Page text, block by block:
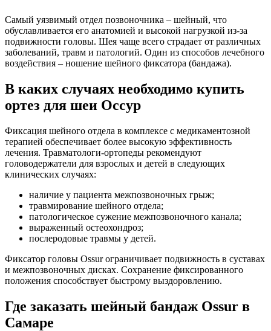
Самый уязвимый отдел позвоночника – шейный, что
обуславливается его анатомией и высокой нагрузкой из-за
подвижности головы. Шея чаще всего страдает от различных
заболеваний, травм и патологий. Один из способов лечебного
воздействия – ношение шейного фиксатора (бандажа).
В каких случаях необходимо купить
ортез для шеи Оссур
Фиксация шейного отдела в комплексе с медикаментозной
терапией обеспечивает более высокую эффективность
лечения. Травматологи-ортопеды рекомендуют
головодержатели для взрослых и детей в следующих
клинических случаях:
наличие у пациента межпозвоночных грыж;
травмирование шейного отдела;
патологическое сужение межпозвоночного канала;
выраженный остеохондроз;
послеродовые травмы у детей.
Фиксатор головы Ossur ограничивает подвижность в суставах
и межпозвоночных дисках. Сохранение фиксированного
положения способствует быстрому выздоровлению.
Где заказать шейный бандаж Ossur в
Самаре